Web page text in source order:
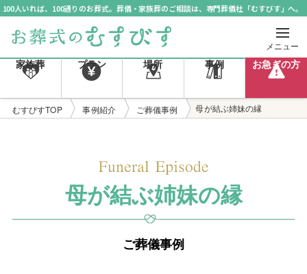
100人いれば、100通りのお葬式。葬儀・家族葬のご相談は、専門葬儀社「むすびす」へ。
メニュー
家族葬 プラン 場所 事例 お急ぎの方
むすびすTOP 事例紹介 ご葬儀事例 母が結ぶ姉妹の縁
母が結ぶ姉妹の縁
ご葬儀事例